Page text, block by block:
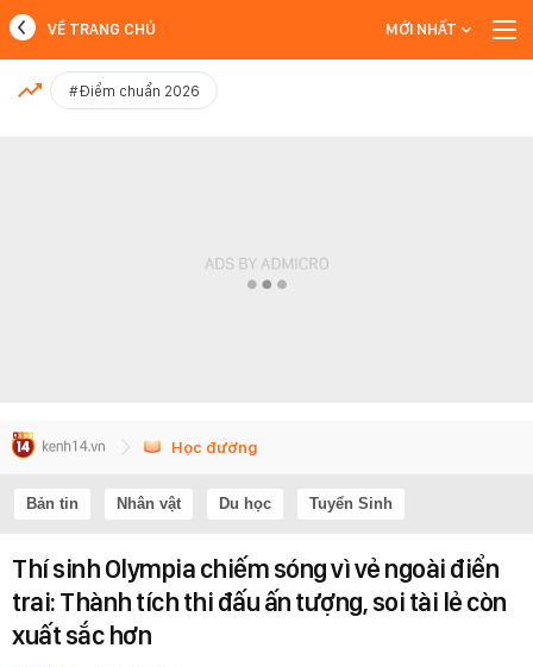
MỚI NHẤT
VỀ TRANG CHỦ MỚI NHẤT
#Điểm chuẩn 2026
Học đường
Bản tin Nhân vật Du học Tuyển Sinh
Thí sinh Olympia chiếm sóng vì vẻ ngoài điển
trai: Thành tích thi đấu ấn tượng, soi tài lẻ còn
xuất sắc hơn